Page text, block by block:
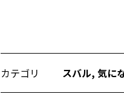
カテゴリ スバル, 気に